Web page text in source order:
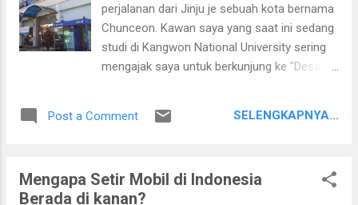
perjalanan dari Jinju je sebuah kota bernama
Chunceon. Kawan saya yang saat ini sedang
studi di Kangwon National University sering
mengajak saya untuk berkunjung ke "Desa"-
pelosok. Hehe.. Karena Chuncheon itu adalah
Terminal bus ekspress Jinju Setelah
beberapa lama mencari waktu yang tepat
Post a Comment SELENGKAPNYA...
Mengapa Setir Mobil di Indonesia
Berada di kanan?